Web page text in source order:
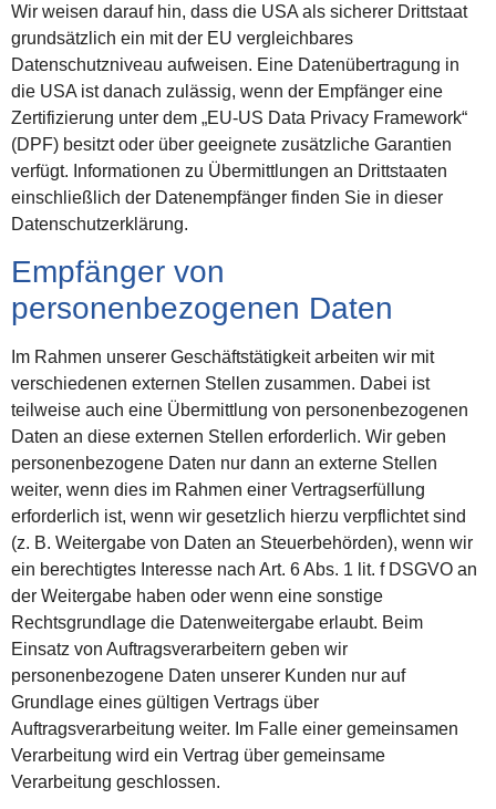
Wir weisen darauf hin, dass die USA als sicherer Drittstaat
grundsätzlich ein mit der EU vergleichbares
Datenschutzniveau aufweisen. Eine Datenübertragung in
die USA ist danach zulässig, wenn der Empfänger eine
Zertifizierung unter dem „EU-US Data Privacy Framework“
(DPF) besitzt oder über geeignete zusätzliche Garantien
verfügt. Informationen zu Übermittlungen an Drittstaaten
einschließlich der Datenempfänger finden Sie in dieser
Datenschutzerklärung.
Empfänger von
personenbezogenen Daten
Im Rahmen unserer Geschäftstätigkeit arbeiten wir mit
verschiedenen externen Stellen zusammen. Dabei ist
teilweise auch eine Übermittlung von personenbezogenen
Daten an diese externen Stellen erforderlich. Wir geben
personenbezogene Daten nur dann an externe Stellen
weiter, wenn dies im Rahmen einer Vertragserfüllung
erforderlich ist, wenn wir gesetzlich hierzu verpflichtet sind
(z. B. Weitergabe von Daten an Steuerbehörden), wenn wir
ein berechtigtes Interesse nach Art. 6 Abs. 1 lit. f DSGVO an
der Weitergabe haben oder wenn eine sonstige
Rechtsgrundlage die Datenweitergabe erlaubt. Beim
Einsatz von Auftragsverarbeitern geben wir
personenbezogene Daten unserer Kunden nur auf
Grundlage eines gültigen Vertrags über
Auftragsverarbeitung weiter. Im Falle einer gemeinsamen
Verarbeitung wird ein Vertrag über gemeinsame
Verarbeitung geschlossen.